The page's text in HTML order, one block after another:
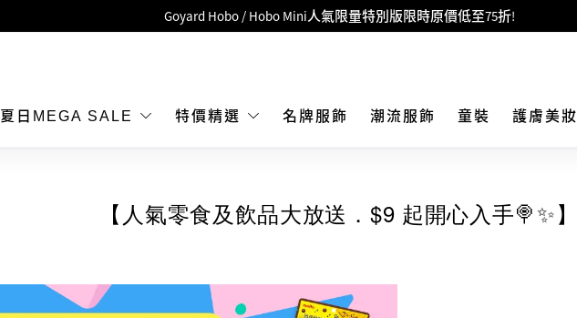
LBuy呈獻 - Hermès 及 Chanel 手袋及首飾原價低至6折，立即入手!
LBuy獲香港知識產權署頒發2026《正版正貨承諾》商標
夏日MEGA SALE 特價精選 名牌服飾 潮流服飾 童裝 護膚美妝
【人氣零食及飲品大放送．$9 起開心入手🍭✨】